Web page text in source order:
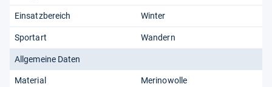
Einsatzbereich Winter
Sportart Wandern
Allgemeine Daten
Material Merinowolle